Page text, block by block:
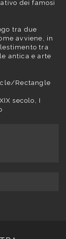
dei famosi
tra due
avviene, in
tra
antica e arte
Rectangle
secolo, I